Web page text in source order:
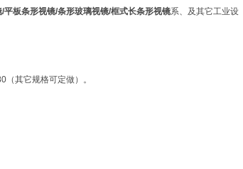
/平板条形视镜/条形玻璃视镜/框式长条形视镜系、及其它工业设
其它规格可定做）。